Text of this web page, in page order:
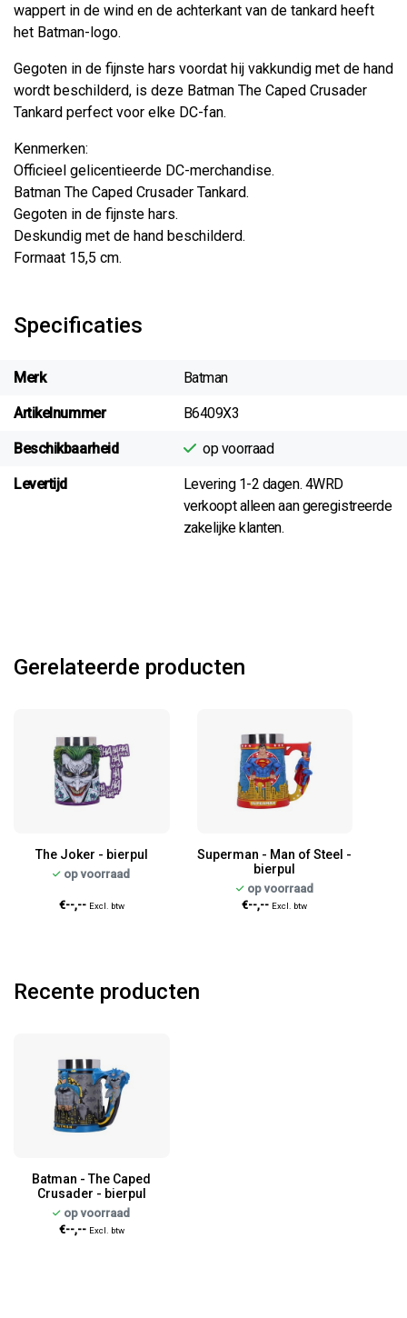
wappert in de wind en de achterkant van de tankard heeft
het Batman-logo.
Gegoten in de fijnste hars voordat hij vakkundig met de hand
wordt beschilderd, is deze Batman The Caped Crusader
Tankard perfect voor elke DC-fan.
Kenmerken:
Officieel gelicentieerde DC-merchandise.
Batman The Caped Crusader Tankard.
Gegoten in de fijnste hars.
Deskundig met de hand beschilderd.
Formaat 15,5 cm.
Specificaties
Merk Batman
Artikelnummer B6409X3
Beschikbaarheid op voorraad
Levertijd
Levering 1-2 dagen. 4WRD
verkoopt alleen aan geregistreerde
zakelijke klanten.
Gerelateerde producten
The Joker - bierpul
op voorraad
€--,-- Excl. btw
Superman - Man of Steel -
bierpul
op voorraad
€--,-- Excl. btw
Recente producten
Batman - The Caped
Crusader - bierpul
op voorraad
€--,-- Excl. btw